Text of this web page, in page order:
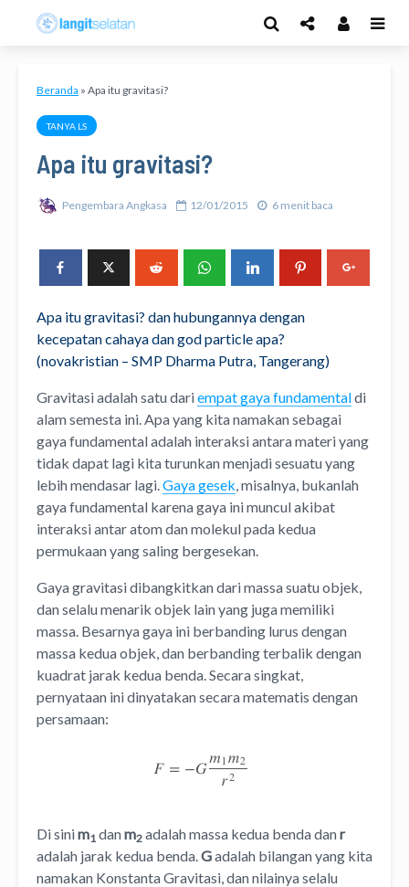
Beranda » Apa itu gravitasi?
TANYA LS
Apa itu gravitasi?
Pengembara Angkasa 12/01/2015 6 menit baca
Apa itu gravitasi? dan hubungannya dengan
kecepatan cahaya dan god particle apa?
(novakristian – SMP Dharma Putra, Tangerang)
Gravitasi adalah satu dariempat gaya fundamentaldi
alam semesta ini. Apa yang kita namakan sebagai
gaya fundamental adalah interaksi antara materi yang
tidak dapat lagi kita turunkan menjadi sesuatu yang
lebih mendasar lagi.Gaya gesek, misalnya, bukanlah
gaya fundamental karena gaya ini muncul akibat
interaksi antar atom dan molekul pada kedua
permukaan yang saling bergesekan.
Gaya gravitasi dibangkitkan dari massa suatu objek,
dan selalu menarik objek lain yang juga memiliki
massa. Besarnya gaya ini berbanding lurus dengan
massa kedua objek, dan berbanding terbalik dengan
kuadrat jarak kedua benda. Secara singkat,
pernyataan ini dinyatakan secara matematis dengan
persamaan:
Di sinim1 danm2 adalah massa kedua benda danr
adalah jarak kedua benda.Gadalah bilangan yang kita
namakan Konstanta Gravitasi, dan nilainya selalu